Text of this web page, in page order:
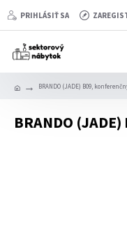
PRIHLÁSIŤ SA
BRANDO (JADE) B09,
BRANDO